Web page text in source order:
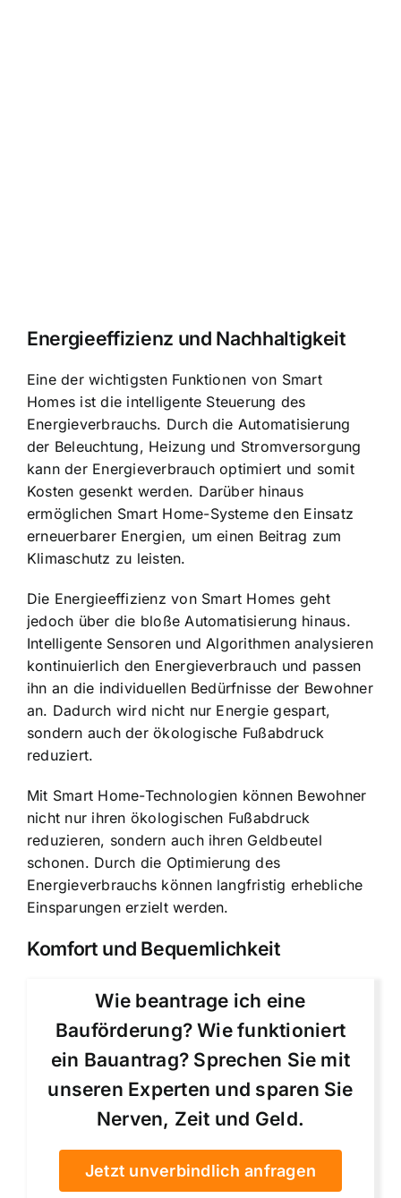
Energieeffizienz und Nachhaltigkeit
Eine der wichtigsten Funktionen von Smart
Homes ist die intelligente Steuerung des
Energieverbrauchs. Durch die Automatisierung
der Beleuchtung, Heizung und Stromversorgung
kann der Energieverbrauch optimiert und somit
Kosten gesenkt werden. Darüber hinaus
ermöglichen Smart Home-Systeme den Einsatz
erneuerbarer Energien, um einen Beitrag zum
Klimaschutz zu leisten.
Die Energieeffizienz von Smart Homes geht
jedoch über die bloße Automatisierung hinaus.
Intelligente Sensoren und Algorithmen analysieren
kontinuierlich den Energieverbrauch und passen
ihn an die individuellen Bedürfnisse der Bewohner
an. Dadurch wird nicht nur Energie gespart,
sondern auch der ökologische Fußabdruck
reduziert.
Mit Smart Home-Technologien können Bewohner
nicht nur ihren ökologischen Fußabdruck
reduzieren, sondern auch ihren Geldbeutel
schonen. Durch die Optimierung des
Energieverbrauchs können langfristig erhebliche
Einsparungen erzielt werden.
Komfort und Bequemlichkeit
Wie beantrage ich eine
Bauförderung? Wie funktioniert
ein Bauantrag? Sprechen Sie mit
unseren Experten und sparen Sie
Nerven, Zeit und Geld.
Jetzt unverbindlich anfragen